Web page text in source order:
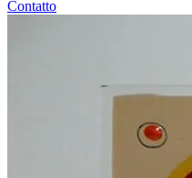
Contatto